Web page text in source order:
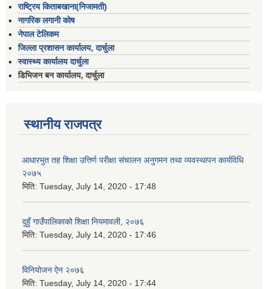
राष्ट्रिय किताबखाना(निजामती)
नागरिक लगानी कोष
नेपाल टेलिकम
जिल्ला प्रशासन कार्यालय, दार्चुला
स्वास्थ्य कार्यालय दार्चुला
डिभिजन बन कार्यालय, दार्चुला
स्थानीय राजपत्र
आधारभुत तह शिक्षा उत्तिर्ण परीक्षा संचालन अनुगमन तथा व्यवस्थापन कार्यविधि
२०७५
मिति: Tuesday, July 14, 2020 - 17:48
दुहुँ गाउँपालिकाको शिक्षा नियमावली, २०७६
मिति: Tuesday, July 14, 2020 - 17:46
विनियोजन ऐन २०७६
मिति: Tuesday, July 14, 2020 - 17:44